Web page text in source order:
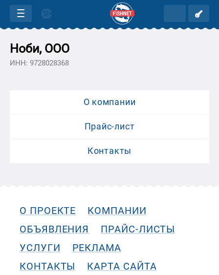
Ноби, ООО
ИНН: 9728028368
О компании
Прайс-лист
Контакты
О ПРОЕКТЕ
КОМПАНИИ
ОБЪЯВЛЕНИЯ
ПРАЙС-ЛИСТЫ
УСЛУГИ
РЕКЛАМА
КОНТАКТЫ
КАРТА САЙТА